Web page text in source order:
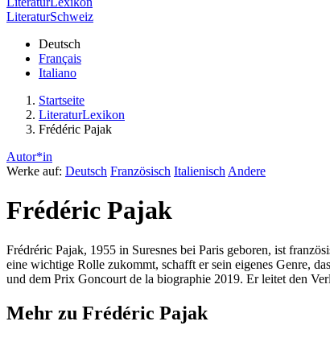
LiteraturSchweiz
Deutsch
Français
Italiano
Startseite
LiteraturLexikon
Frédéric Pajak
Autor*in
Werke auf: Deutsch Französisch Italienisch Andere
Frédéric Pajak
Frédréric Pajak, 1955 in Suresnes bei Paris geboren, ist
eine wichtige Rolle zukommt, schafft er sein eigenes Genre,
und dem Prix Goncourt de la biographie 2019. Er leitet den
Mehr zu Frédéric Pajak